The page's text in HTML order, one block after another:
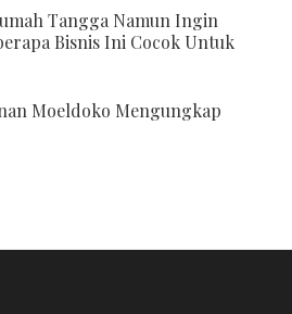
Tangga Namun Ingin
Bisnis Ini Cocok Untuk
Moeldoko Mengungkap